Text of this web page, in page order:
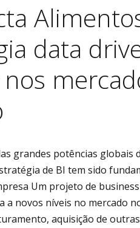
data
grandes potências globais
de BI tem sido
Um projeto de
a novos níveis no mercado
aquisição de